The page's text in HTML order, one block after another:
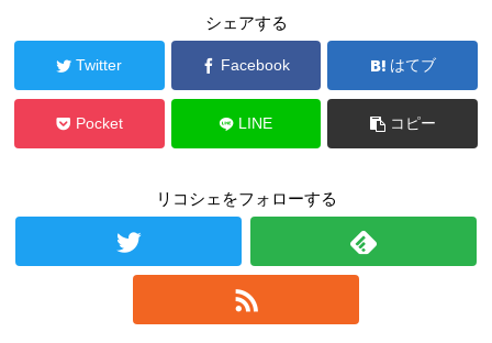
シェアする
Twitter Facebook はてブ
Pocket LINE コピー
リコシェをフォローする